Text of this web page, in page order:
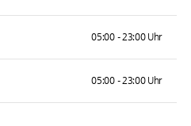
05:00 - 23:00 Uhr
05:00 - 23:00 Uhr